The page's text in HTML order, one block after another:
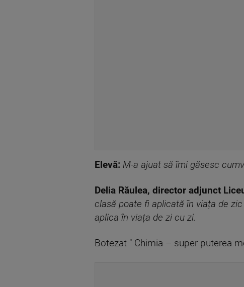
Elevă: M-a ajuat să îmi găsesc
Delia Răulea, director adjunct
clasă poate fi aplicată în viața de
aplica în viața de zi cu zi.
Botezat " Chimia – super puterea